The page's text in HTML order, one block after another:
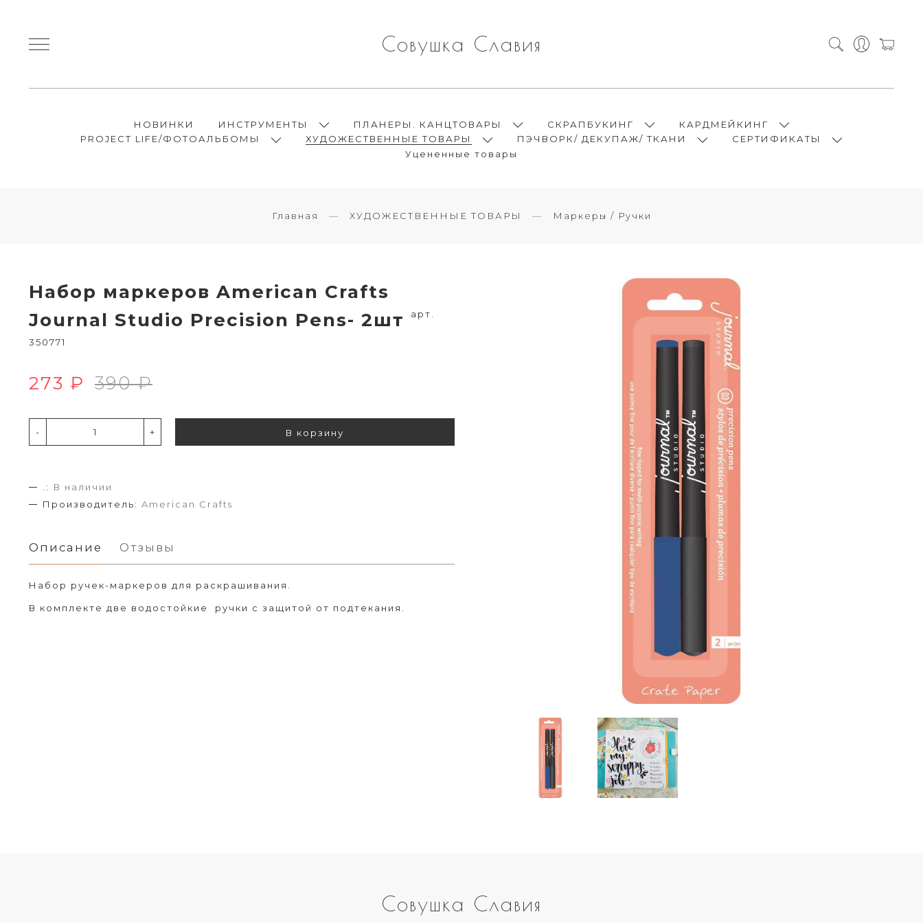
Совушка Славия
НОВИНКИ ИНСТРУМЕНТЫ ПЛАНЕРЫ. КАНЦТОВАРЫ СКРАПБУКИНГ
КАРДМЕЙКИНГ
PROJECT LIFE/ФОТОАЛЬБОМЫ
ХУДОЖЕСТВЕННЫЕ ТОВАРЫ ПЭЧВОРК/ ДЕКУПАЖ/ ТКАНИ
СЕРТИФИКАТЫ
Уцененные товары
Главная ХУДОЖЕСТВЕННЫЕ ТОВАРЫ Маркеры / Ручки
Набор маркеров American Crafts
Journal Studio Precision Pens- 2шт
арт.
350771
273 ₽ 390 ₽
- + В корзину
.:
В наличии
Производитель: American Crafts
Описание Отзывы
Набор ручек-маркеров для раскрашивания.
В комплекте две водостойкие ручки с защитой от подтекания.
Совушка Славия